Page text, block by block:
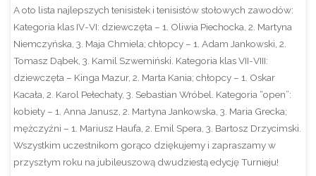
A oto lista najlepszych tenisistek i tenisistów stołowych zawodów:
Kategoria klas IV-VI: dziewczęta – 1. Oliwia Piechocka, 2. Martyna
Niemczyńska, 3. Maja Chmiela; chłopcy – 1. Adam Jankowski, 2.
Tomasz Dąbek, 3. Kamil Szwemiński. Kategoria klas VII-VIII:
dziewczęta – Kinga Mazur, 2. Marta Kania; chłopcy – 1. Oskar
Kacała, 2. Karol Pełechaty, 3. Sebastian Wróbel. Kategoria “open”:
kobiety – 1. Anna Janusz, 2. Martyna Jankowska, 3. Maria Grecka;
mężczyźni – 1. Mariusz Haufa, 2. Emil Spera, 3. Bartosz Drzycimski.
Wszystkim uczestnikom gorąco dziękujemy i zapraszamy w
przyszłym roku na jubileuszową dwudziestą edycję Turnieju!